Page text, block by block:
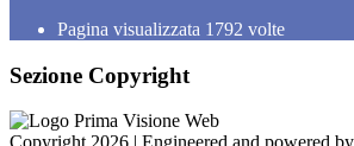
Pagina visualizzata 1792 volte
Sezione Copyright